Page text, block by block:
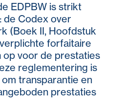
EDPBW is strikt
de Codex over
(Boek II, Hoofdstuk
forfaitaire
op voor de prestaties
reglementering is
transparantie en
prestaties